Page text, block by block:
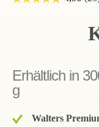
Erhältlich in
g
Walters